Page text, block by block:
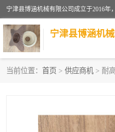
宁津县博涵机
当前位置： 首页 > 供应商机 > 耐
纤维网